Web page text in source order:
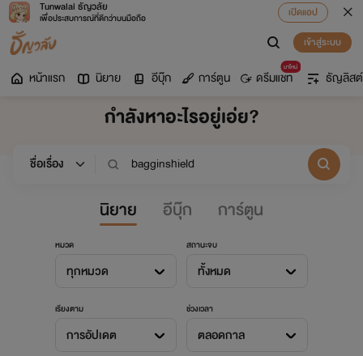
Tunwalai ธัญวลัย
เพื่อประสบการณ์ที่ดีกว่าบนมือถือ
เปิดแอป
เข้าสู่ระบบ
หน้าแรก นิยาย อีบุ๊ก การ์ตูน
มาใหม่
ดรีมแชท ธัญลิสต์
กำลังหาอะไรอยู่เอ่ย?
นิยาย อีบุ๊ก การ์ตูน
หมวด
ทุกหมวด
สถานะจบ
ทั้งหมด
เรียงตาม
การอัปเดต
ช่วงเวลา
ตลอดกาล